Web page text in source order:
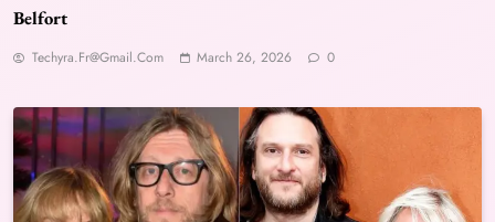
Belfort
Techyra.fr@gmail.com March 26, 2026 0